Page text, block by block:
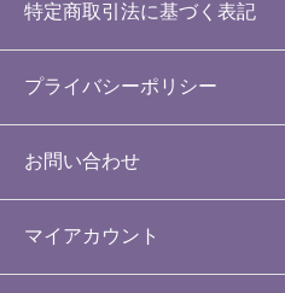
特定商取引法に基づく表記
プライバシーポリシー
お問い合わせ
マイアカウント